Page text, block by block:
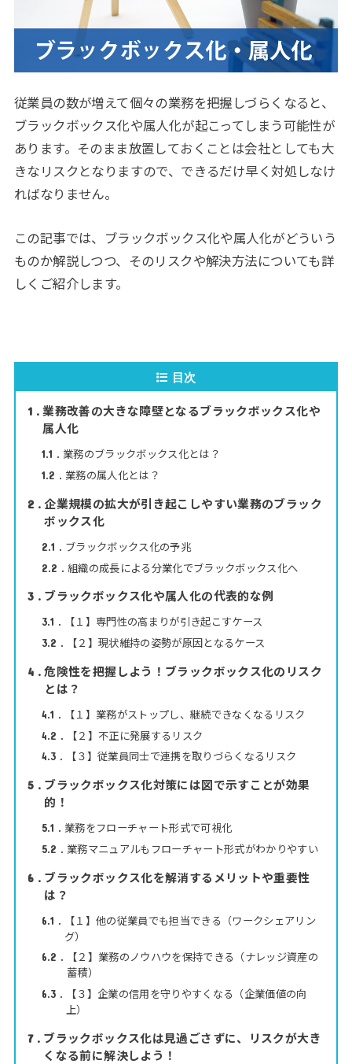
従業員の数が増えて個々の業務を把握しづらくなると、
ブラックボックス化や属人化が起こってしまう可能性が
あります。そのまま放置しておくことは会社としても大
きなリスクとなりますので、できるだけ早く対処しなけ
ればなりません。
この記事では、ブラックボックス化や属人化がどういう
ものか解説しつつ、そのリスクや解決方法についても詳
しくご紹介します。
目次
1
業務改善の大きな障壁となるブラックボックス化や
属人化
1.1 業務のブラックボックス化とは？
1.2 業務の属人化とは？
2
企業規模の拡大が引き起こしやすい業務のブラック
ボックス化
2.1 ブラックボックス化の予兆
2.2 組織の成長による分業化でブラックボックス化へ
3 ブラックボックス化や属人化の代表的な例
3.1 【１】専門性の高まりが引き起こすケース
3.2 【２】現状維持の姿勢が原因となるケース
4
危険性を把握しよう！ブラックボックス化のリスク
とは？
4.1 【１】業務がストップし、継続できなくなるリスク
4.2 【２】不正に発展するリスク
4.3 【３】従業員同士で連携を取りづらくなるリスク
5
ブラックボックス化対策には図で示すことが効果
的！
5.1 業務をフローチャート形式で可視化
5.2 業務マニュアルもフローチャート形式がわかりやすい
6
ブラックボックス化を解消するメリットや重要性
は？
6.1
【１】他の従業員でも担当できる（ワークシェアリン
グ）
6.2
【２】業務のノウハウを保持できる（ナレッジ資産の
蓄積）
6.3
【３】企業の信用を守りやすくなる（企業価値の向
上）
7
ブラックボックス化は見過ごさずに、リスクが大き
くなる前に解決しよう！